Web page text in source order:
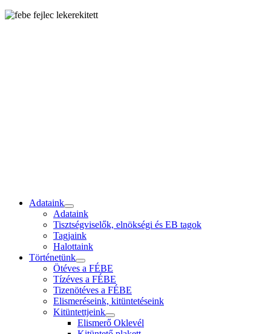
Adataink
Adataink
Tisztségviselők, elnökségi és EB tagok
Tagjaink
Halottaink
Történetünk
Ötéves a FÉBE
Tízéves a FÉBE
Tizenötéves a FÉBE
Elismeréseink, kitüntetéseink
Kitüntettjeink
Elismerő Oklevél